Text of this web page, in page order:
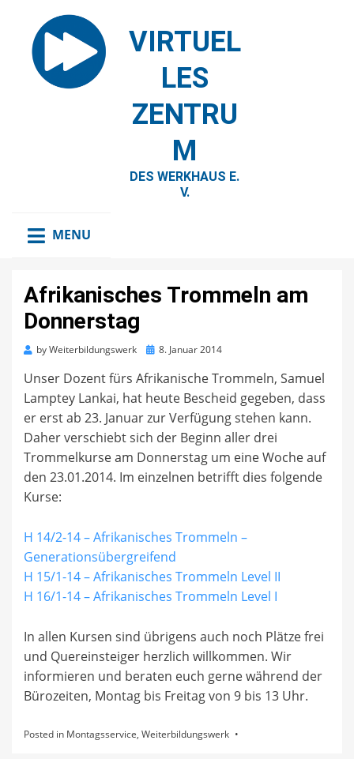
VIRTUEL
LES
ZENTRU
M
DES WERKHAUS E.
V.
MENU
Afrikanisches Trommeln am
Donnerstag
byWeiterbildungswerk
Posted
8. Januar 2014
Unser Dozent fürs Afrikanische Trommeln, Samuel
Lamptey Lankai, hat heute Bescheid gegeben, dass
er erst ab 23. Januar zur Verfügung stehen kann.
Daher verschiebt sich der Beginn aller drei
Trommelkurse am Donnerstag um eine Woche auf
den 23.01.2014. Im einzelnen betrifft dies folgende
Kurse:
H 14/2-14 – Afrikanisches Trommeln –
Generationsübergreifend
H 15/1-14 – Afrikanisches Trommeln Level II
H 16/1-14 – Afrikanisches Trommeln Level I
In allen Kursen sind übrigens auch noch Plätze frei
und Quereinsteiger herzlich willkommen. Wir
informieren und beraten euch gerne während der
Bürozeiten, Montag bis Freitag von 9 bis 13 Uhr.
Posted in Montagsservice, Weiterbildungswerk